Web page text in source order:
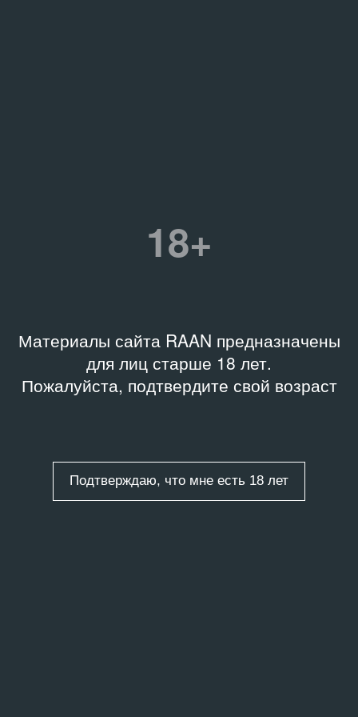
18+
Материалы сайта RAAN предназначены
для лиц старше 18 лет.
Пожалуйста, подтвердите свой возраст
Подтверждаю, что мне есть 18 лет